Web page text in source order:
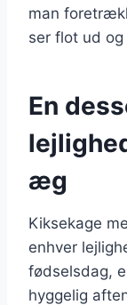
man
ser flot ud
En
æg
Kiksekage
enhver
fødselsdag,
hyggelig